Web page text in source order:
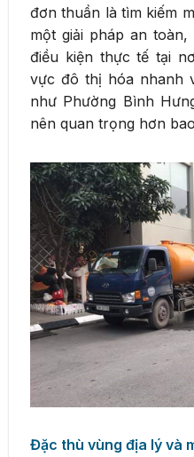
đơn thuần là tìm kiếm
một giải pháp an
điều kiện thực tế tại
vực đô thị hóa nhanh
như Phường Bình
nên quan trọng hơn
Đặc thù vùng địa lý và